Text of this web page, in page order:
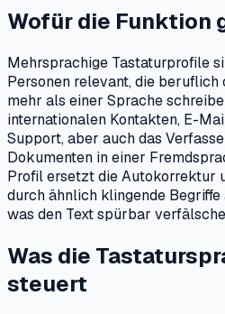
Wofür die Funktion
Mehrsprachige Tastaturprofile
Personen relevant, die
mehr als einer Sprache
internationalen Kontakten, E-
Support, aber auch das
Dokumenten in einer
Profil ersetzt die Autokorrektur
durch ähnlich klingende
was den Text spürbar
Was die
steuert